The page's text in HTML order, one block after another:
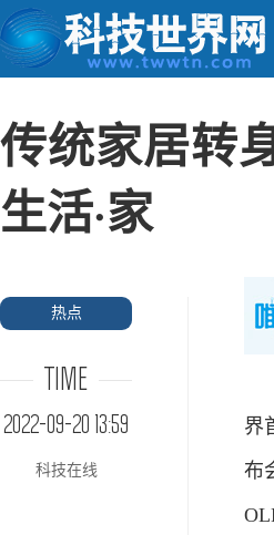
传统家居转
生活·家
热点
TIME
2022-09-20 13:59
科技在线
9
界
布